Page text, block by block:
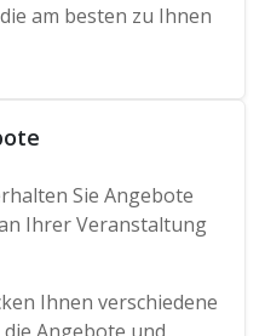
am besten zu Ihnen
Sie Angebote
Ihrer Veranstaltung
Ihnen verschiedene